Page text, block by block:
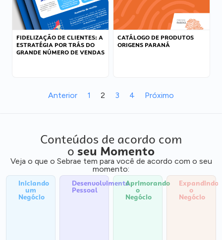
FIDELIZAÇÃO DE CLIENTES: A
ESTRATÉGIA POR TRÁS DO
GRANDE NÚMERO DE VENDAS
CATÁLOGO DE PRODUTOS
ORIGENS PARANÁ
Anterior 1 2 3 4 Próximo
Conteúdos de acordo com
o seu Momento
Veja o que o Sebrae tem para você de acordo com o seu
momento:
Iniciando
um
Negócio
Desenvolvimento
Pessoal
Aprimorando
o
Negócio
Expandindo
o
Negócio